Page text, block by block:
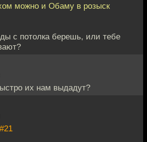
можно и Обаму в розыск
с потолка берешь, или тебе
их нам выдадут?
#21